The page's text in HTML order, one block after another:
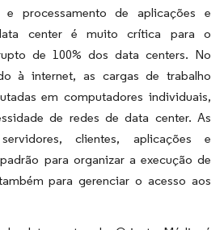
e processamento de aplicações e
center é muito crítica para o
de 100% dos data centers. No
à internet, as cargas de trabalho
em computadores individuais,
de redes de data center. As
clientes, aplicações e
para organizar a execução de
para gerenciar o acesso aos